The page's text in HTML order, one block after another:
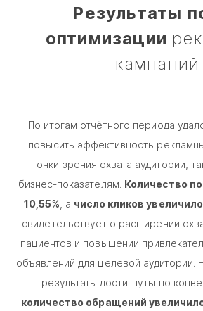
Результаты
оптимизации
кампаний
По итогам отчётного периода
повысить эффективность
точки зрения охвата аудитории,
бизнес-показателям. Количество
10,55% , а число кликов
свидетельствует о расширении
пациентов и повышении
объявлений для целевой аудитории.
результаты достигнуты по
количество обращений